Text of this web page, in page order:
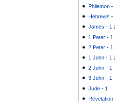
Philemon -
Hebrews -
James -1
1 Peter - 1
2 Peter - 1
1 John - 1
2 John - 1
3 John -1
Jude - 1
Revelation